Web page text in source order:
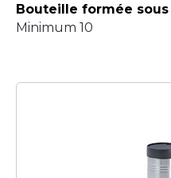
Bouteille formée
Minimum 10